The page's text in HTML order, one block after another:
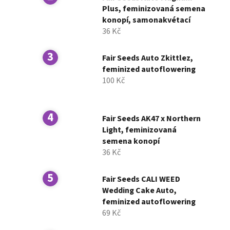
n
e
Plus, feminizovaná semena
konopí, samonakvétací
36 Kč
Fair Seeds Auto Zkittlez,
feminized autoflowering
100 Kč
Fair Seeds AK47 x Northern
Light, feminizovaná
semena konopí
36 Kč
Fair Seeds CALI WEED
Wedding Cake Auto,
feminized autoflowering
69 Kč